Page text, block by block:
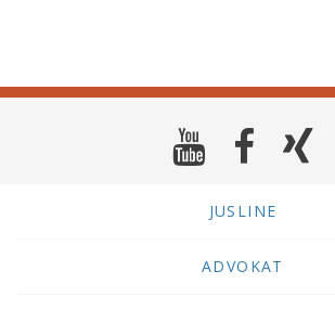
JUSLINE
ADVOKAT